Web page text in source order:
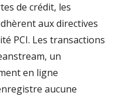
de crédit, les
aux directives
PCI. Les transactions
un
en ligne
aucune